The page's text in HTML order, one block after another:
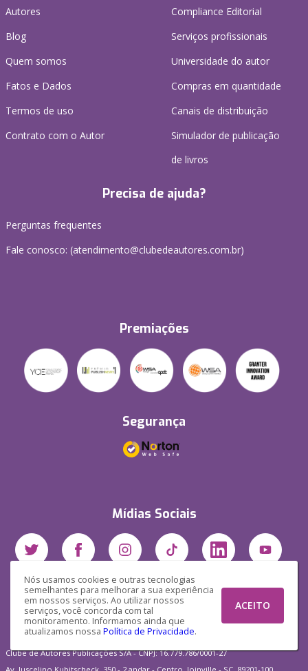
Nós usamos cookies e outras tecnologias
semelhantes para melhorar a sua experiência
em nossos serviços. Ao utilizar nossos
serviços, você concorda com tal
monitoramento. Informamos ainda que
atualizamos nossa Política de Privacidade.
ACEITO
Autores
Blog
Quem somos
Fatos e Dados
Termos de uso
Contrato com o Autor
Compliance Editorial
Serviços profissionais
Universidade do autor
Compras em quantidade
Canais de distribuição
Simulador de publicação
de livros
Precisa de ajuda?
Perguntas frequentes
Fale conosco: (atendimento@clubedeautores.com.br)
Premiações
Segurança
Mídias Sociais
Clube de Autores Publicações S/A - CNPJ: 16.779.786/0001-27